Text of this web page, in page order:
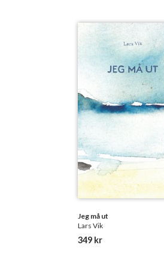
Jeg må ut
Lars Vik
349 kr